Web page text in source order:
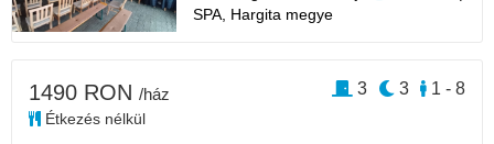
SPA, Hargita megye
1490 RON /ház
Étkezés nélkül
1 - 8
3
3